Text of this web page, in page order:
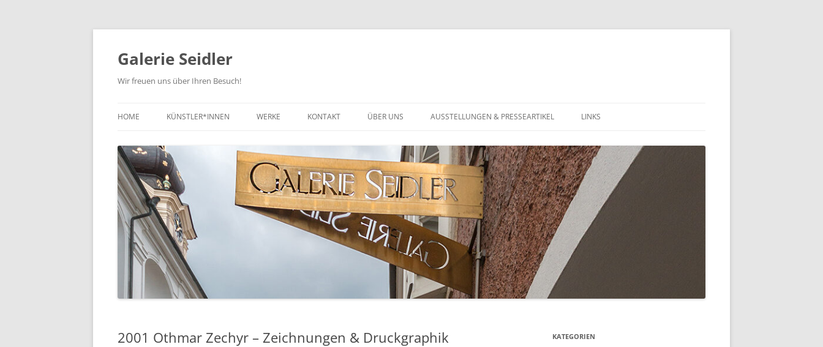
Zum
springen
Galerie Seidler
Wir freuen uns über Ihren Besuch!
HOME KÜNSTLER*INNEN WERKE
KUNST BIS 1900
KUNST DES 20. JAHRHUNDERTS
ZEITGENÖSSISCHE KUNST
GOLDSCHMUCK
SILBERSCHMUCK
BAKELIT -UND MODESCHMUCK
KONTAKT ÜBER UNS AUSSTELLUNGEN & PRESSEARTIKEL LINKS
2001 Othmar Zechyr – Zeichnungen & Druckgraphik KATEGORIEN